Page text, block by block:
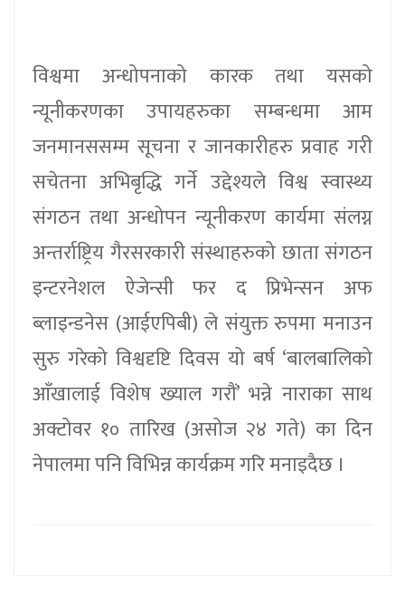
विश्वमा अन्धोपनाको कारक तथा यसको
न्यूनीकरणका उपायहरुका सम्बन्धमा आम
जनमानससम्म सूचना र जानकारीहरु प्रवाह गरी
सचेतना अभिबृद्धि गर्ने उद्देश्यले विश्व स्वास्थ्य
संगठन तथा अन्धोपन न्यूनीकरण कार्यमा संलग्न
अन्तर्राष्ट्रिय गैरसरकारी संस्थाहरुको छाता संगठन
इन्टरनेशल ऐजेन्सी फर द प्रिभेन्सन अफ
ब्लाइन्डनेस (आईएपिबी) ले संयुक्त रुपमा मनाउन
सुरु गरेको विश्वदृष्टि दिवस यो बर्ष ‘बालबालिको
आँखालाई विशेष ख्याल गरौं’ भन्ने नाराका साथ
अक्टोवर १० तारिख (असोज २४ गते) का दिन
नेपालमा पनि विभिन्न कार्यक्रम गरि मनाइदैछ ।